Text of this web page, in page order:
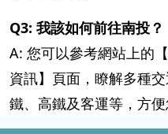
Q3: 我該如何前往南投？
A: 您可以參考網站上的
資訊】頁面，瞭解多種
鐵、高鐵及客運等，方便